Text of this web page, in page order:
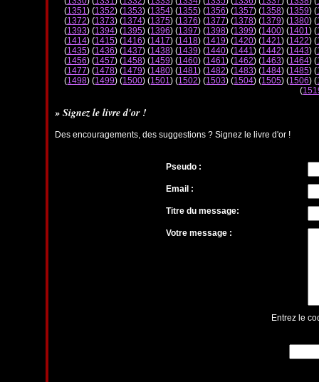
(1351) (1352) (1353) (1354) (1355) (1356) (1357) (1358) (1359) (
(1372) (1373) (1374) (1375) (1376) (1377) (1378) (1379) (1380) (
(1393) (1394) (1395) (1396) (1397) (1398) (1399) (1400) (1401) (
(1414) (1415) (1416) (1417) (1418) (1419) (1420) (1421) (1422) (
(1435) (1436) (1437) (1438) (1439) (1440) (1441) (1442) (1443) (
(1456) (1457) (1458) (1459) (1460) (1461) (1462) (1463) (1464) (
(1477) (1478) (1479) (1480) (1481) (1482) (1483) (1484) (1485) (
(1498) (1499) (1500) (1501) (1502) (1503) (1504) (1505) (1506) (
(
» Signez le livre d'or !
Des encouragements, des suggestions ? Signez le livre d'or !
Pseudo :
Email :
Titre du message:
Votre message :
Entrez le